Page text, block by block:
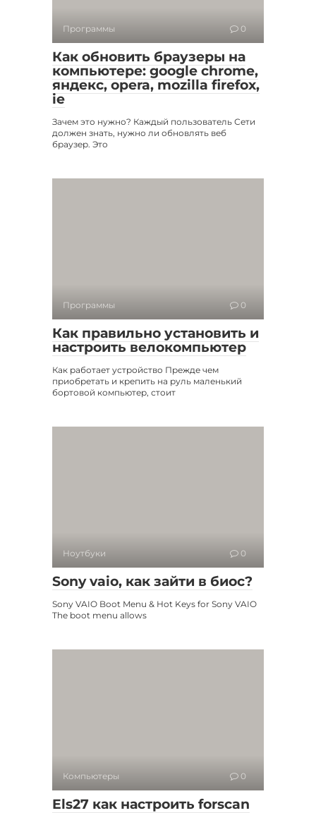
Программы 0
Как обновить браузеры на
компьютере: google chrome,
яндекс, opera, mozilla firefox,
ie
Зачем это нужно? Каждый пользователь Сети
должен знать, нужно ли обновлять веб
браузер. Это
Программы 0
Как правильно установить и
настроить велокомпьютер
Как работает устройство Прежде чем
приобретать и крепить на руль маленький
бортовой компьютер, стоит
Ноутбуки 0
Sony vaio, как зайти в биос?
Sony VAIO Boot Menu & Hot Keys for Sony VAIO
The boot menu allows
Компьютеры 0
Els27 как настроить forscan